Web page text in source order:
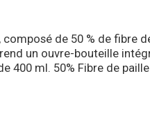
de 50 % de fibre
un ouvre-bouteille
400 ml. 50% Fibre de